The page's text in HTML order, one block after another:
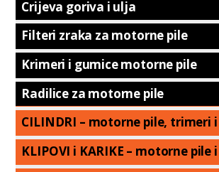
Crijeva goriva i ulja
Filteri zraka za motorne pile
Krimeri i gumice motorne pile
Radilice za motorne pile
CILINDRI – motorne pile, trimeri
KLIPOVI i KARIKE – motorne pile